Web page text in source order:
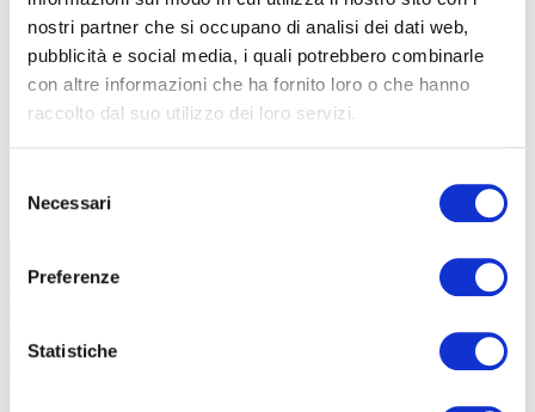
nostri partner che si occupano di analisi dei dati web,
pubblicità e social media, i quali potrebbero combinarle
con altre informazioni che ha fornito loro o che hanno
raccolto dal suo utilizzo dei loro servizi.
delNecessari
Preferenze
Statistiche
TUTTE LE CATEGORIE DEL MAGAZINE